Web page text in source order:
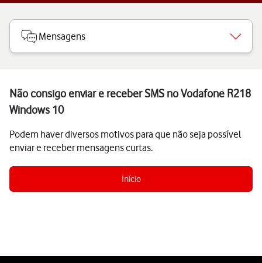
Mensagens
Não consigo enviar e receber SMS no Vodafone R218
Windows 10
Podem haver diversos motivos para que não seja possível
enviar e receber mensagens curtas.
Início